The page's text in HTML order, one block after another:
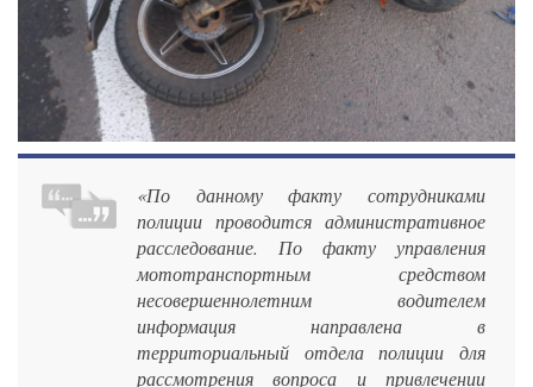
«По данному факту сотрудниками
полиции проводится административное
расследование. По факту управления
мототранспортным средством
несовершеннолетним водителем
информация направлена в
территориальный отдела полиции для
рассмотрения вопроса и привлечении